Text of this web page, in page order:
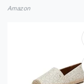
Amazon